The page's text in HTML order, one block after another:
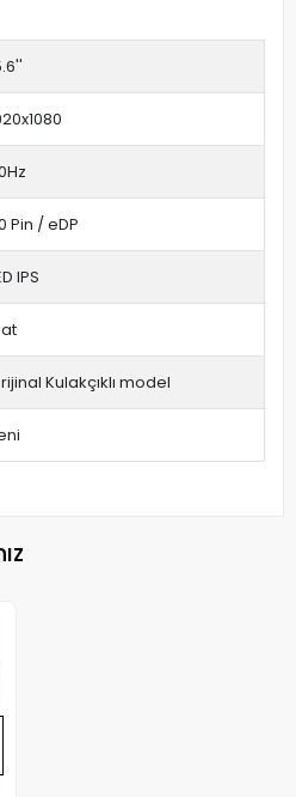
Pin / eDP
IPS
Kulakçıklı model